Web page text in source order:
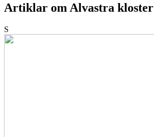
Artiklar om Alvastra kloster
S